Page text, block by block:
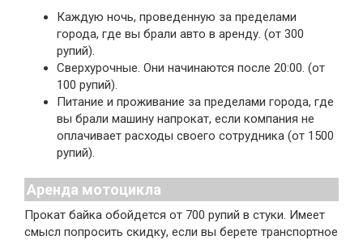
Каждую ночь, проведенную за пределами
города, где вы брали авто в аренду. (от 300
рупий).
Сверхурочные. Они начинаются после 20:00. (от
100 рупий).
Питание и проживание за пределами города, где
вы брали машину напрокат, если компания не
оплачивает расходы своего сотрудника (от 1500
рупий).
Аренда мотоцикла
Прокат байка обойдется от 700 рупий в стуки. Имеет
смысл попросить скидку, если вы берете транспортное